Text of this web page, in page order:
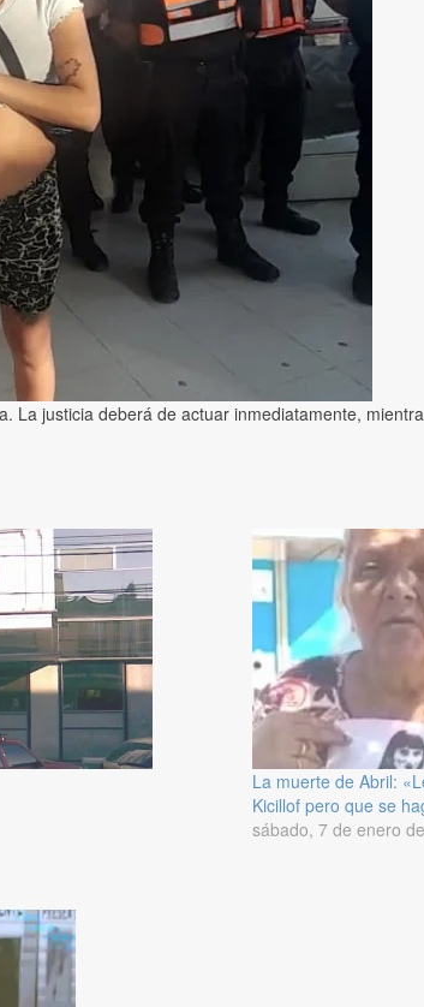
justicia deberá de actuar inmediatamente,
La muerte de Abril:
Kicillof pero que se
sábado, 7 de enero